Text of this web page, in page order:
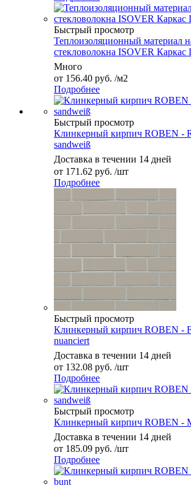
Быстрый просмотр
Теплоизоляционный материал
стекловолокна ISOVER Каркас
Много
от 156.40 руб. /м2
Подробнее
Быстрый просмотр
Клинкерный кирпич ROBEN -
sandweiß
Доставка в течении 14 дней
от 171.62 руб. /шт
Подробнее
Быстрый просмотр
Клинкерный кирпич ROBEN -
nuanciert
Доставка в течении 14 дней
от 132.08 руб. /шт
Подробнее
Быстрый просмотр
Клинкерный кирпич ROBEN -
Доставка в течении 14 дней
от 185.09 руб. /шт
Подробнее